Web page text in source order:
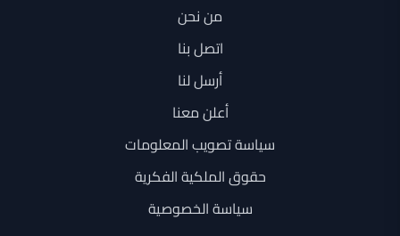
من نحن
اتصل بنا
أرسل لنا
أعلن معنا
سياسة تصويب المعلومات
حقوق الملكية الفكرية
سياسة الخصوصية